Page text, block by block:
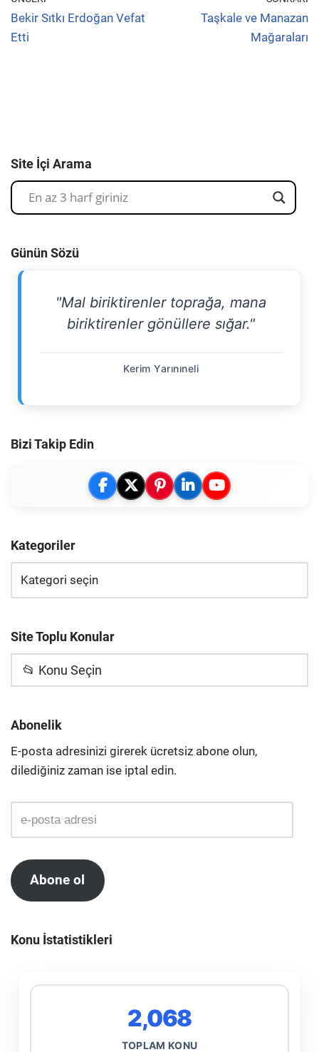
Bekir Sıtkı Erdoğan Vefat
Etti
Taşkale ve Manazan
Mağaraları
Site İçi Arama
Günün Sözü
"Mal biriktirenler toprağa, mana
biriktirenler gönüllere sığar."
Kerim Yarınıneli
Bizi Takip Edin
Kategoriler
Site Toplu Konular
📂 Konu Seçin
Abonelik
E-posta adresinizi girerek ücretsiz abone olun,
dilediğiniz zaman ise iptal edin.
Abone ol
Konu İstatistikleri
2,068
TOPLAM KONU